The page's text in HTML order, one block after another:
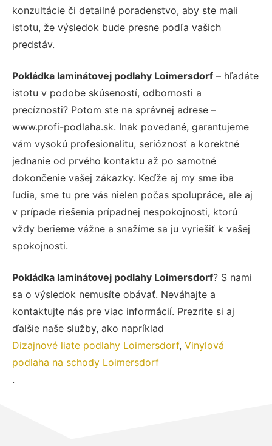
konzultácie či detailné poradenstvo, aby ste mali
istotu, že výsledok bude presne podľa vašich
predstáv.
Pokládka laminátovej podlahy Loimersdorf – hľadáte
istotu v podobe skúseností, odbornosti a
precíznosti? Potom ste na správnej adrese –
www.profi-podlaha.sk. Inak povedané, garantujeme
vám vysokú profesionalitu, serióznosť a korektné
jednanie od prvého kontaktu až po samotné
dokončenie vašej zákazky. Keďže aj my sme iba
ľudia, sme tu pre vás nielen počas spolupráce, ale aj
v prípade riešenia prípadnej nespokojnosti, ktorú
vždy berieme vážne a snažíme sa ju vyriešiť k vašej
spokojnosti.
Pokládka laminátovej podlahy Loimersdorf? S nami
sa o výsledok nemusíte obávať. Neváhajte a
kontaktujte nás pre viac informácií. Prezrite si aj
ďalšie naše služby, ako napríklad
Dizajnové liate podlahy Loimersdorf, Vinylová
podlaha na schody Loimersdorf
.